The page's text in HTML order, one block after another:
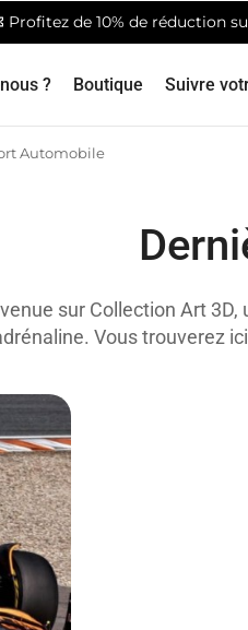
Profitez de 10% de réduction
? Boutique Suivre
Automobile
sur Collection Art
Vous trouverez